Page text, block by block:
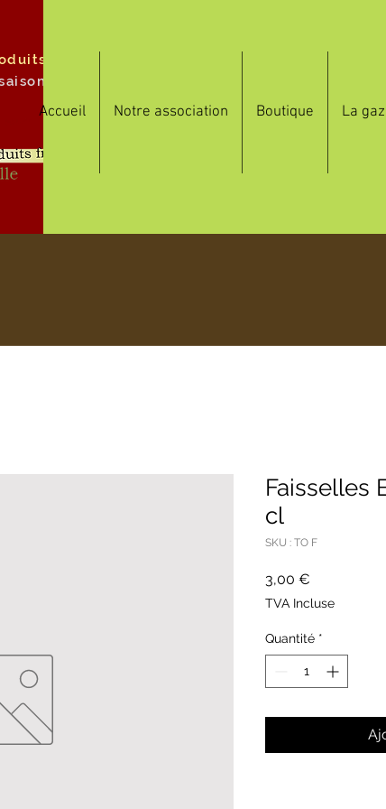
Accueil Notre association Boutique La
Faisselles
cl
SKU : TO F
3,00 €
TVA Incluse
Quantité *